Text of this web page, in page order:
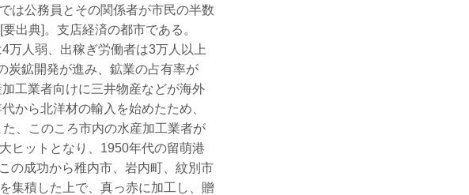
は公務員とその関係者が市民の半数
要出典]。支店経済の都市である。
万人弱、出稼ぎ労働者は3万人以上
鉱開発が進み、鉱業の占有率が
工業者向けに三井物産などが海外
から北洋材の輸入を始めたため、
、このころ市内の水産加工業者が
ヒットとなり、1950年代の留萌港
の成功から稚内市、岩内町、紋別市
集積した上で、真っ赤に加工し、贈